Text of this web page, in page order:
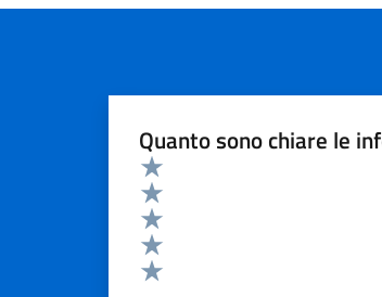
Quanto sono chiare le
Valuta da 1 a 5 stelle la pagina
Valuta 5 stelle su 5
Valuta 4 stelle su 5
Valuta 3 stelle su 5
Valuta 2 stelle su 5
Valuta 1 stelle su 5